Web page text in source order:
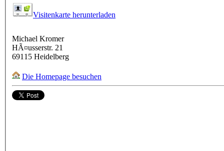
Visitenkarte herunterladen
Michael Kromer
HÃ¤usserstr. 21
69115 Heidelberg
Die Homepage besuchen